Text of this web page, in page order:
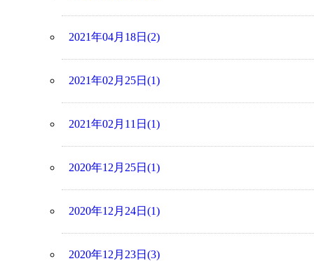
2021年04月18日(2)
2021年02月25日(1)
2021年02月11日(1)
2020年12月25日(1)
2020年12月24日(1)
2020年12月23日(3)